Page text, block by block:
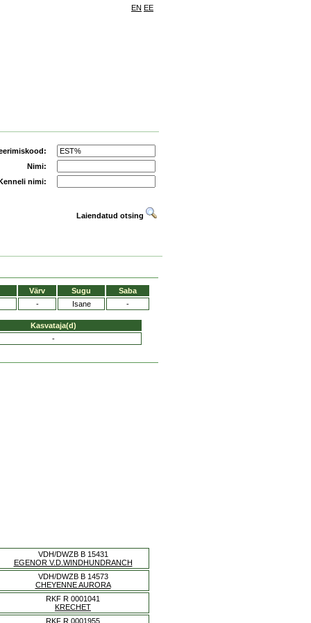
EN EE
Nimi:
nimi:
Laiendatud otsing
Värv Sugu
Saba
- Isane -
Kasvataja(d)
-
VDH/DWZB B 15431
EGENOR V.D.WINDHUNDRANCH
VDH/DWZB B 14573
CHEYENNE AURORA
RKF R 0001041
KRECHET
RKF R 0001955